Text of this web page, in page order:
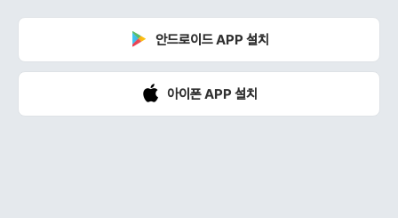
안드로이드 APP 설치
아이폰 APP 설치